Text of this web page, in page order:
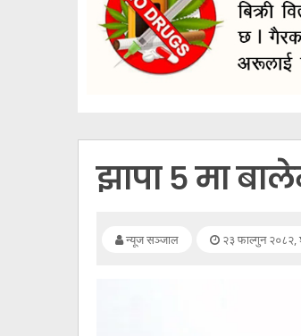
झापा ५ मा
न्यूज सञ्जाल २३ फाल्गुन २०८२,